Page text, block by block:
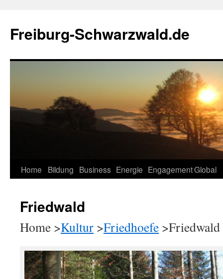
springen
Freiburg-Schwarzwald.de
Home Bildung Business Energie EngagementGlobal
Friedwald
Home >Kultur >Friedhoefe >Friedwald